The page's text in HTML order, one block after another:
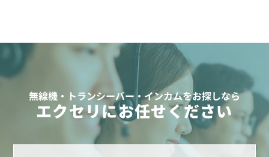
無線機・トランシーバー・インカムをお探しなら
エクセリにお任せください